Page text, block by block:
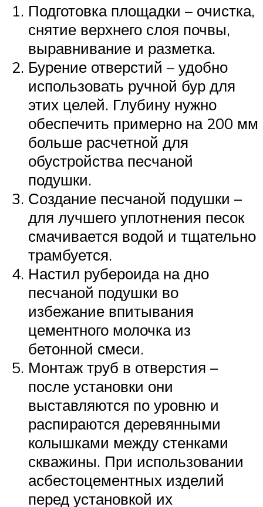
Подготовка площадки – очистка,
снятие верхнего слоя почвы,
выравнивание и разметка.
Бурение отверстий – удобно
использовать ручной бур для
этих целей. Глубину нужно
обеспечить примерно на 200 мм
больше расчетной для
обустройства песчаной
подушки.
Создание песчаной подушки –
для лучшего уплотнения песок
смачивается водой и тщательно
трамбуется.
Настил рубероида на дно
песчаной подушки во
избежание впитывания
цементного молочка из
бетонной смеси.
Монтаж труб в отверстия –
после установки они
выставляются по уровню и
распираются деревянными
колышками между стенками
скважины. При использовании
асбестоцементных изделий
перед установкой их